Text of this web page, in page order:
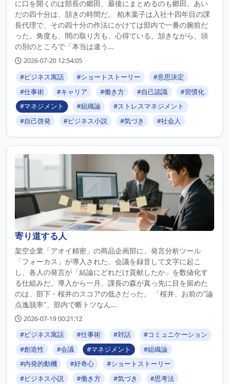
に口を開くのは部長の郷田、最後にまとめるのも郷田。あい
だの四十分は、頷きの時間だ。 柏木葉子は入社十四年目の課
長代理で、その四十分の作法にかけては部内で一番の腕前だ
った。角度も、間の取り方も、心得ている。頷きながら、頭
の別のところで「本当は違う...
2026-07-20 12:54:05
#ビジネス寓話
#ショートストーリー
#意思決定
#仕事術
#キャリア #働き方 #自己認識
#習慣化
#マネジメント
#組織論
#ストレスマネジメント
#自己啓発
#ビジネス小説 #気づき #社会人
寄り道する人
架空企業「アオイ精密」の商品企画部に、発言分析ツール
「フォーカス」が導入された。会議を録音して文字に起こ
し、各人の発言が「結論にどれだけ貢献したか」を数値化す
る仕組みだ。導入から一月、課長の森が真っ先に目を留めた
のは、部下・桜井のスコアの低さだった。 「桜井、お前の"論
点逸脱率"、部内で断トツなん...
2026-07-19 00:21:12
#ビジネス寓話
#仕事術 #対話
#コミュニケーション
#創造性
#会議 #マネジメント
#組織論
#内発的動機
#好奇心
#ショートストーリー
#ビジネス小説
#働き方 #気づき #思考法